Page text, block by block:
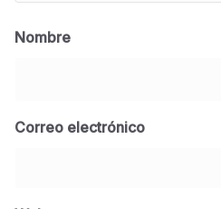
Nombre
Correo electrónico